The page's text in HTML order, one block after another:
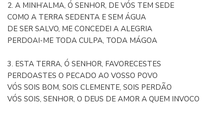
2. A MINH’ALMA, Ó SENHOR, DE VÓS TEM SEDE
COMO A TERRA SEDENTA E SEM ÁGUA
DE SER SALVO, ME CONCEDEI A ALEGRIA
PERDOAI-ME TODA CULPA, TODA MÁGOA
3. ESTA TERRA, Ó SENHOR, FAVORECESTES
PERDOASTES O PECADO AO VOSSO POVO
VÓS SOIS BOM, SOIS CLEMENTE, SOIS PERDÃO
VÓS SOIS, SENHOR, O DEUS DE AMOR A QUEM INVOCO